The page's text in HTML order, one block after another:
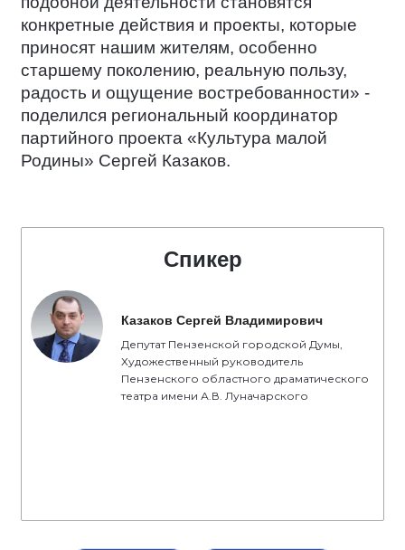
конкретные действия и проекты, которые
приносят нашим жителям, особенно
старшему поколению, реальную пользу,
радость и ощущение востребованности» -
поделился региональный координатор
партийного проекта «Культура малой
Родины» Сергей Казаков.
Спикер
Казаков Сергей Владимирович
Депутат Пензенской городской Думы,
Художественный руководитель
Пензенского областного драматического
театра имени А.В. Луначарского